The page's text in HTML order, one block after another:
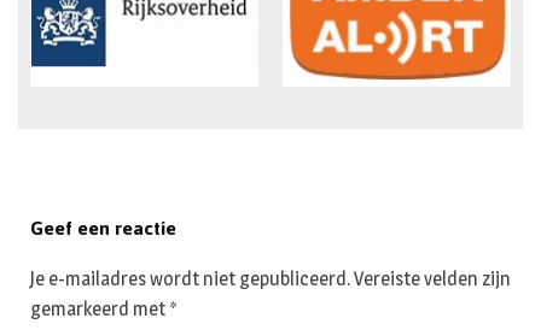
Geef een reactie
Je e-mailadres wordt niet gepubliceerd.Vereiste velden zijn
gemarkeerd met *